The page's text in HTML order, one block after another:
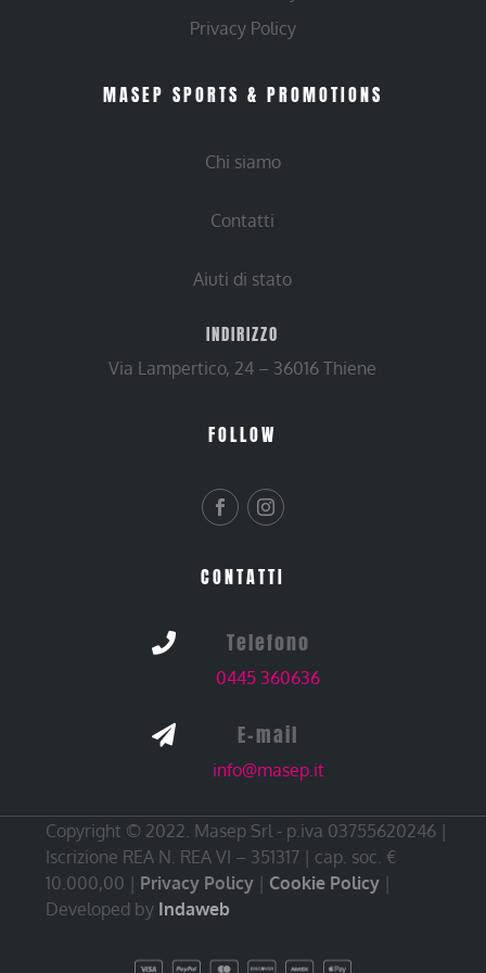
Privacy Policy
MASEP SPORTS & PROMOTIONS
Chi siamo
Contatti
Aiuti di stato
INDIRIZZO
Via Lampertico, 24 – 36016 Thiene
FOLLOW
CONTATTI
 Telefono
0445 360636
 E-mail
info@masep.it
Copyright © 2022. Masep Srl - p.iva 03755620246 |
Iscrizione REA N. REA VI – 351317 | cap. soc. €
10.000,00 | Privacy Policy | Cookie Policy |
Developed by Indaweb